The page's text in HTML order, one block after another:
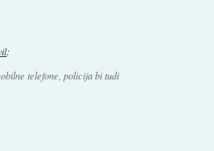
:
telefone, policija bi tudi